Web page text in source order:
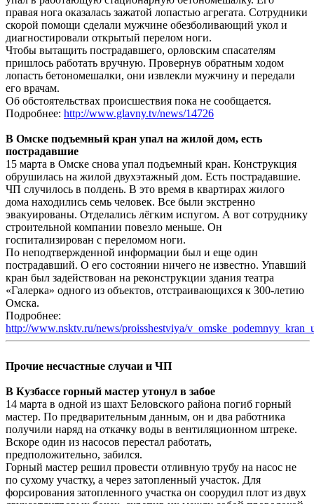
правая нога оказалась зажатой лопастью агрегата. Сотрудники
скорой помощи сделали мужчине обезболивающий укол и
диагностировали открытый перелом ноги.
Чтобы вытащить пострадавшего, орловским спасателям
пришлось работать вручную. Провернув обратным ходом
лопасть бетономешалки, они извлекли мужчину и передали
его врачам.
Об обстоятельствах происшествия пока не сообщается.
Подробнее: http://www.glavny.tv/news/14726
В Омске подъемный кран упал на жилой дом, есть
пострадавшие
15 марта в Омске снова упал подъемный кран. Конструкция
обрушилась на жилой двухэтажный дом. Есть пострадавшие.
ЧП случилось в полдень. В это время в квартирах жилого
дома находились семь человек. Все были экстренно
эвакуированы. Отделались лёгким испугом. А вот сотруднику
строительной компании повезло меньше. Он
госпитализирован с переломом ноги.
По неподтвержденной информации был и еще один
пострадавший. О его состоянии ничего не известно. Упавший
кран был задействован на реконструкции здания театра
«Галерка» одного из объектов, отстраивающихся к 300-летию
Омска.
Подробнее:
http://www.nsktv.ru/news/proisshestviya/
Прочие несчастные случаи и ЧП
В Кузбассе горный мастер утонул в забое
14 марта в одной из шахт Беловского района погиб горный
мастер. По предварительным данным, он и два работника
получили наряд на откачку воды в вентиляционном штреке.
Вскоре один из насосов перестал работать,
предположительно, забился.
Горный мастер решил провести отливную трубу на насос не
по сухому участку, а через затопленный участок. Для
форсирования затопленного участка он соорудил плот из двух